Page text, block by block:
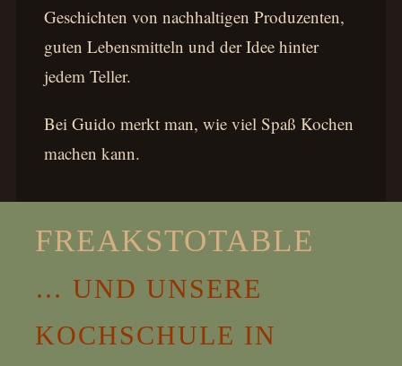
Geschichten von nachhaltigen Produzenten,
guten Lebensmitteln und der Idee hinter
jedem Teller.
Bei Guido merkt man, wie viel Spaß Kochen
machen kann.
FREAKSTOTABLE
… UND UNSERE
KOCHSCHULE IN